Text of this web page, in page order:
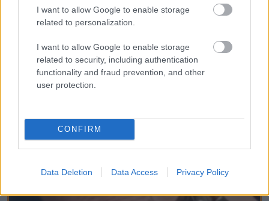
I want to allow Google to enable storage
related to personalization.
I want to allow Google to enable storage
related to security, including authentication
functionality and fraud prevention, and other
user protection.
CONFIRM
Data Deletion Data Access Privacy Policy
Body Die Instantly